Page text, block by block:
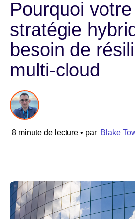
Technique
Partenaires
Industrie
Services financiers
Technologie
Pourquoi votre
stratégie
besoin de
multi-cloud
8 minute de lecture • par Blake